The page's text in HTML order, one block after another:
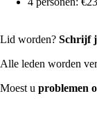
Lid worden? Schrijf
Alle leden worden
Moest u problemen